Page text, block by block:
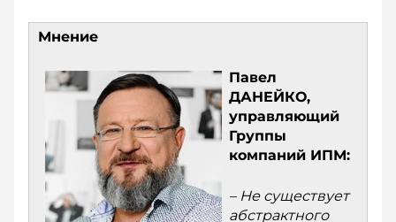
Мнение
Павел
ДАНЕЙКО,
управляющий
Группы
компаний ИПМ:
– Не существует
абстрактного